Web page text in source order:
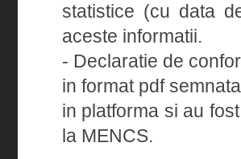
statistice (cu data
aceste informatii.
- Declaratie de
in format pdf
in platforma si au
la MENCS.